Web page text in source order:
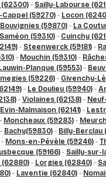
- Sailly-Labourse
Cappel (59270) - Locon
Bouvignies (59870) - La
Saméon (59310) - Cuinchy
- Steenwerck (59181) -
- Mouchin (59310) -
Lauwin-Planque (59553) -
(59226) - Givenchy-
- Le Doulieu (59940) -
- Violaines (62138) -
Evin-Malmaison (62141) -
- Moncheaux (59283) -
- Bachy(59830) - Billy-Berclau
- Mons-en-Pévèle (59246) -
(59166) - Sailly-sur-
(62880) - Lorgies (62840) -
- Laventie (62840) -